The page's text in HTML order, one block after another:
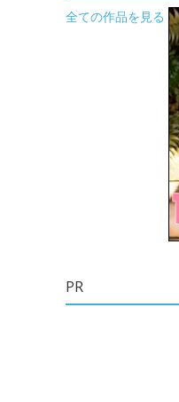
全ての作品を見る
PR